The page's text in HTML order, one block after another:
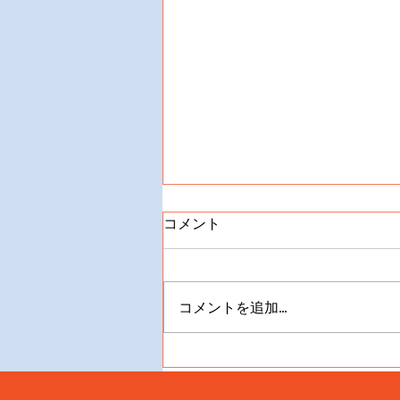
コメント
コメントを追加…